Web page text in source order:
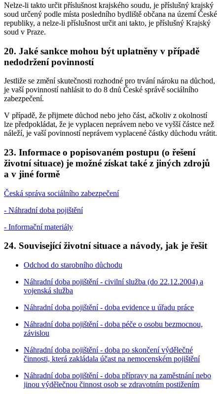
Nelze-li takto určit příslušnost krajského soudu, je příslušný krajský
soud určený podle místa posledního bydliště občana na území České
republiky, a nelze-li příslušnost určit ani takto, je příslušný Krajský
soud v Praze.
20. Jaké sankce mohou být uplatněny v případě
nedodržení povinností
Jestliže se změní skutečnosti rozhodné pro trvání nároku na důchod,
je vaší povinností nahlásit to do 8 dnů České správě sociálního
zabezpečení.
V případě, že přijmete důchod nebo jeho část, ačkoliv z okolností
lze předpokládat, že je vyplacen neprávem nebo ve vyšší částce než
náleží, je vaší povinností neprávem vyplacené částky důchodu vrátit.
23. Informace o popisovaném postupu (o řešení
životní situace) je možné získat také z jiných zdrojů
a v jiné formě
Česká správa sociálního zabezpečení
- Náhradní doba pojištění
- Informační materiály
24. Související životní situace a návody, jak je řešit
Odchod do starobního důchodu
Náhradní doba pojištění - civilní služba (do 22.12.2004) a
vojenská služba
Náhradní doba pojištění - doba evidence u úřadu práce
Náhradní doba pojištění - doba péče o osobu bezmocnou,
závislou
Náhradní doba pojištění - doba po skončení výdělečné
činnosti, která zakládala účast na nemocenském pojištění
Náhradní doba pojištění - doba přípravy na zaměstnání nebo
jinou výdělečnou činnost osob se zdravotním postižením